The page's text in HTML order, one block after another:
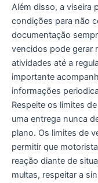
Além disso, a viseira
condições para não
documentação
vencidos pode gerar
atividades até a
importante
informações
Respeite os limites
uma entrega nunca
plano. Os limites de
permitir que
reação diante de
multas, respeitar a